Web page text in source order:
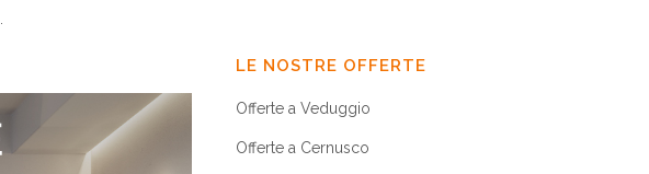
LE NOSTRE OFFERTE
Offerte a Veduggio
Offerte a Cernusco